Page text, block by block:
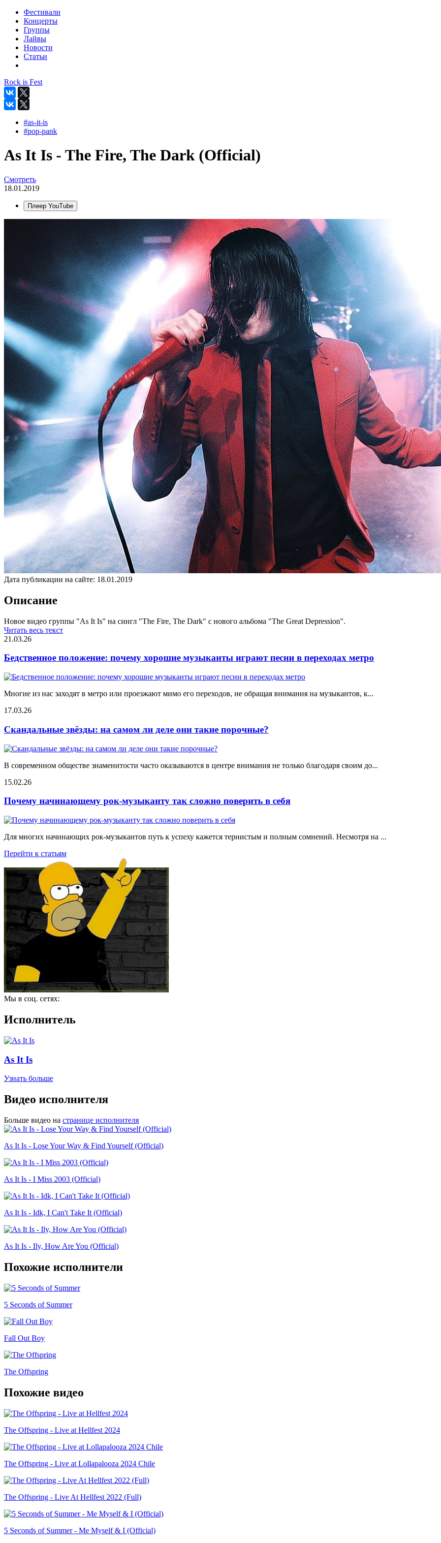
Фестивали
Концерты
Группы
Лайвы
Новости
Статьи
Rock is Fest
#as-it-is
#pop-pank
As It Is - The Fire, The Dark (Official)
Смотреть
18.01.2019
Плеер YouTube
Дата публикации на сайте: 18.01.2019
Описание
Новое видео группы "As It Is" на сингл "The Fire, The Dark" с нового альбома "The Great Depression".
Читать весь текст
21.03.26
Бедственное положение: почему хорошие музыканты играют песни в переходах метро
Многие из нас заходят в метро или проезжают мимо его переходов, не обращая внимания на музыкантов, к...
17.03.26
Скандальные звёзды: на самом ли деле они такие порочные?
В современном обществе знаменитости часто оказываются в центре внимания не только благодаря своим до...
15.02.26
Почему начинающему рок-музыканту так сложно поверить в себя
Для многих начинающих рок-музыкантов путь к успеху кажется тернистым и полным сомнений. Несмотря на ...
Перейти к статьям
Мы в соц. сетях:
Исполнитель
As It Is
Узнать больше
Видео исполнителя
Больше видео на странице исполнителя
As It Is - Lose Your Way & Find Yourself (Official)
As It Is - I Miss 2003 (Official)
As It Is - Idk, I Can't Take It (Official)
As It Is - Ily, How Are You (Official)
Похожие исполнители
5 Seconds of Summer
Fall Out Boy
The Offspring
Похожие видео
The Offspring - Live at Hellfest 2024
The Offspring - Live at Lollapalooza 2024 Chile
The Offspring - Live At Hellfest 2022 (Full)
5 Seconds of Summer - Me Myself & I (Official)